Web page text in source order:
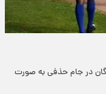
در جام حذفی به صورت